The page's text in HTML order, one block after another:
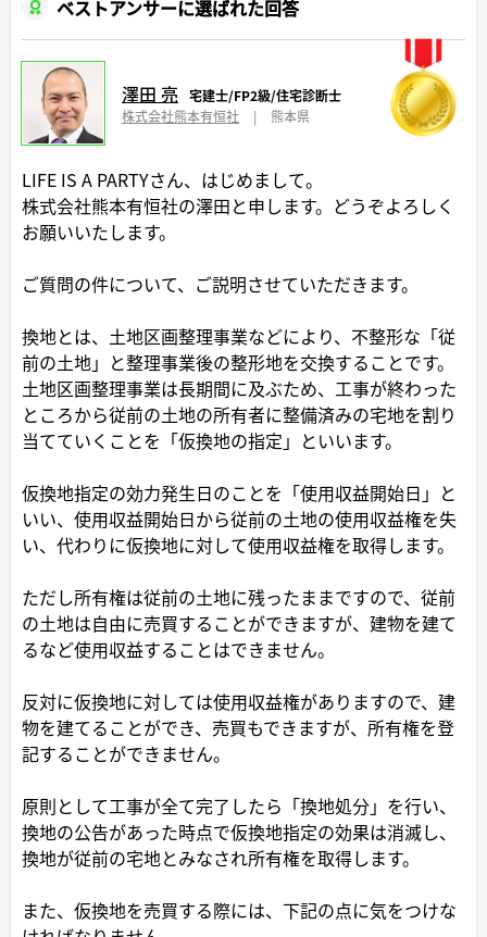
ベストアンサーに選ばれた回答
澤田 亮
宅建士/FP2級/住宅診断士
株式会社熊本有恒社
| 熊本県
LIFE IS A PARTYさん、はじめまして。
株式会社熊本有恒社の澤田と申します。どうぞよろしく
お願いいたします。
ご質問の件について、ご説明させていただきます。
換地とは、土地区画整理事業などにより、不整形な「従
前の土地」と整理事業後の整形地を交換することです。
土地区画整理事業は長期間に及ぶため、工事が終わった
ところから従前の土地の所有者に整備済みの宅地を割り
当てていくことを「仮換地の指定」といいます。
仮換地指定の効力発生日のことを「使用収益開始日」と
いい、使用収益開始日から従前の土地の使用収益権を失
い、代わりに仮換地に対して使用収益権を取得します。
ただし所有権は従前の土地に残ったままですので、従前
の土地は自由に売買することができますが、建物を建て
るなど使用収益することはできません。
反対に仮換地に対しては使用収益権がありますので、建
物を建てることができ、売買もできますが、所有権を登
記することができません。
原則として工事が全て完了したら「換地処分」を行い、
換地の公告があった時点で仮換地指定の効果は消滅し、
換地が従前の宅地とみなされ所有権を取得します。
また、仮換地を売買する際には、下記の点に気をつけな